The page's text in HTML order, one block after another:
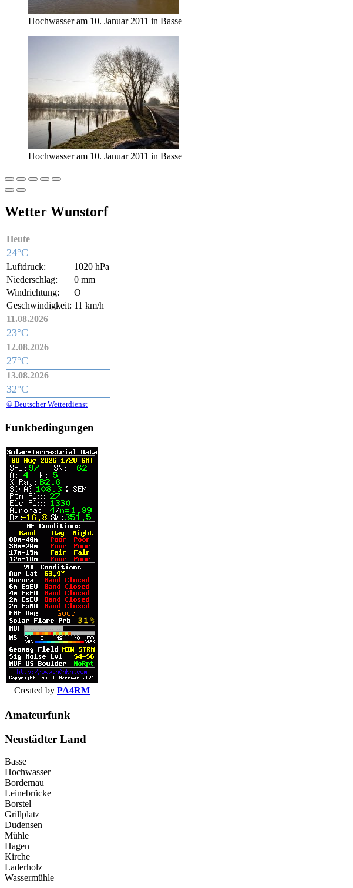
Hochwasser am 10. Januar 2011 in Basse
Hochwasser am 10. Januar 2011 in Basse
Wetter Wunstorf
Heute
24°C
Luftdruck:
1020 hPa
Niederschlag:
0 mm
Windrichtung:
O
Geschwindigkeit: 11 km/h
11.08.2026
23°C
12.08.2026
27°C
13.08.2026
32°C
© Deutscher Wetterdienst
Funkbedingungen
Created by PA4RM
Amateurfunk
Neustädter Land
Basse
Hochwasser
Bordernau
Leinebrücke
Borstel
Grillplatz
Dudensen
Mühle
Hagen
Kirche
Laderholz
Wassermühle